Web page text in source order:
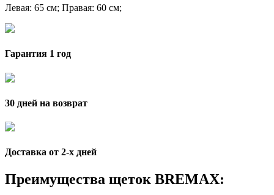
Левая: 65 см; Правая: 60 см;
Гарантия 1 год
30 дней на возврат
Доставка от 2-x дней
Преимущества щеток BREMAX: